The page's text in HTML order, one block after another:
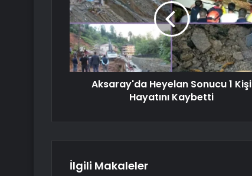
Aksaray'da Heyelan Sonucu 1 Kişi
Hayatını Kaybetti
İlgili Makaleler